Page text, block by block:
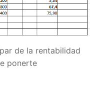
de la rentabilidad
ponerte